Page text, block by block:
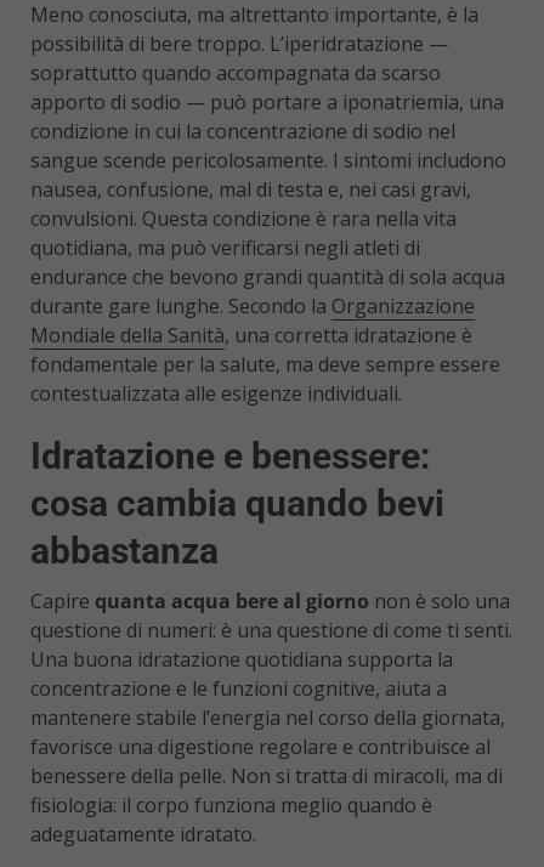
Meno conosciuta, ma altrettanto importante, è la
possibilità di bere troppo. L’iperidratazione —
soprattutto quando accompagnata da scarso
apporto di sodio — può portare a iponatriemia, una
condizione in cui la concentrazione di sodio nel
sangue scende pericolosamente. I sintomi includono
nausea, confusione, mal di testa e, nei casi gravi,
convulsioni. Questa condizione è rara nella vita
quotidiana, ma può verificarsi negli atleti di
endurance che bevono grandi quantità di sola acqua
durante gare lunghe. Secondo la Organizzazione
Mondiale della Sanità, una corretta idratazione è
fondamentale per la salute, ma deve sempre essere
contestualizzata alle esigenze individuali.
Idratazione e benessere:
cosa cambia quando bevi
abbastanza
Capire quanta acqua bere al giorno non è solo una
questione di numeri: è una questione di come ti senti.
Una buona idratazione quotidiana supporta la
concentrazione e le funzioni cognitive, aiuta a
mantenere stabile l’energia nel corso della giornata,
favorisce una digestione regolare e contribuisce al
benessere della pelle. Non si tratta di miracoli, ma di
fisiologia: il corpo funziona meglio quando è
adeguatamente idratato.